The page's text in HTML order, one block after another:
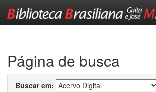
Página de busca
Buscar em: